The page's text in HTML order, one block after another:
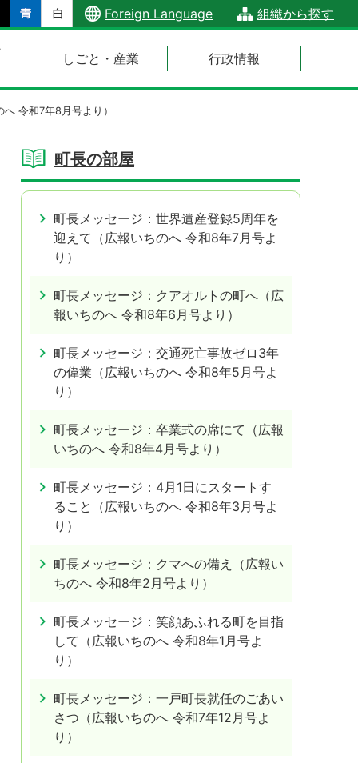
Foreign Language 組織から探す
しごと・産業 行政情報
令和7年8月号より）
町長の部屋
町長メッセージ：世界遺産登録5周年を
迎えて（広報いちのへ 令和8年7月号よ
り）
町長メッセージ：クアオルトの町へ（広
報いちのへ 令和8年6月号より）
町長メッセージ：交通死亡事故ゼロ3年
の偉業（広報いちのへ 令和8年5月号よ
り）
町長メッセージ：卒業式の席にて（広報
いちのへ 令和8年4月号より）
町長メッセージ：4月1日にスタートす
ること（広報いちのへ 令和8年3月号よ
り）
町長メッセージ：クマへの備え（広報い
ちのへ 令和8年2月号より）
町長メッセージ：笑顔あふれる町を目指
して（広報いちのへ 令和8年1月号よ
り）
町長メッセージ：一戸町長就任のごあい
さつ（広報いちのへ 令和7年12月号よ
り）